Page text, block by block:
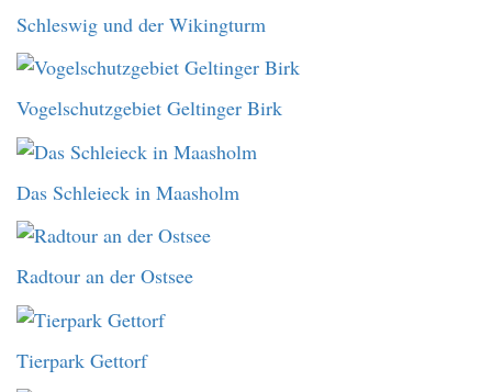
Schleswig und der Wikingturm
Vogelschutzgebiet Geltinger Birk
Das Schleieck in Maasholm
Radtour an der Ostsee
Tierpark Gettorf